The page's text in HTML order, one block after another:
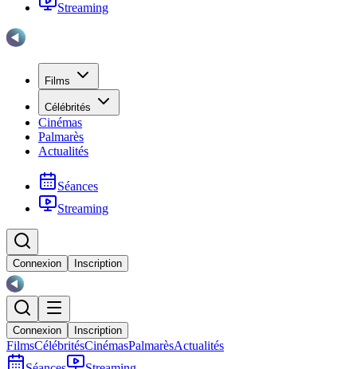
Streaming
Films
Célébrités
Cinémas
Palmarès
Actualités
Séances
Streaming
Connexion Inscription
Connexion Inscription
FilmsCélébritésCinémasPalmarèsActualités